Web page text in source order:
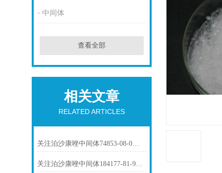
中间体
查看全部
相关文章
RELATED ARTICLES
关注泊沙康唑中间体74853-08-0市场动态
关注泊沙康唑中间体184177-81-9市场动态